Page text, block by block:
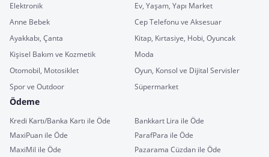
Elektronik
Ev, Yaşam, Yapı Market
Anne Bebek
Cep Telefonu ve Aksesuar
Ayakkabı, Çanta
Kitap, Kırtasiye, Hobi, Oyuncak
Kişisel Bakım ve Kozmetik
Moda
Otomobil, Motosiklet
Oyun, Konsol ve Dijital Servisler
Spor ve Outdoor
Süpermarket
Ödeme
Kredi Kartı/Banka Kartı ile Öde
Bankkart Lira ile Öde
MaxiPuan ile Öde
ParafPara ile Öde
MaxiMil ile Öde
Pazarama Cüzdan ile Öde